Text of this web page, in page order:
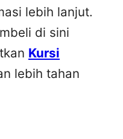
lebih lanjut.
di sini
Kursi
lebih tahan